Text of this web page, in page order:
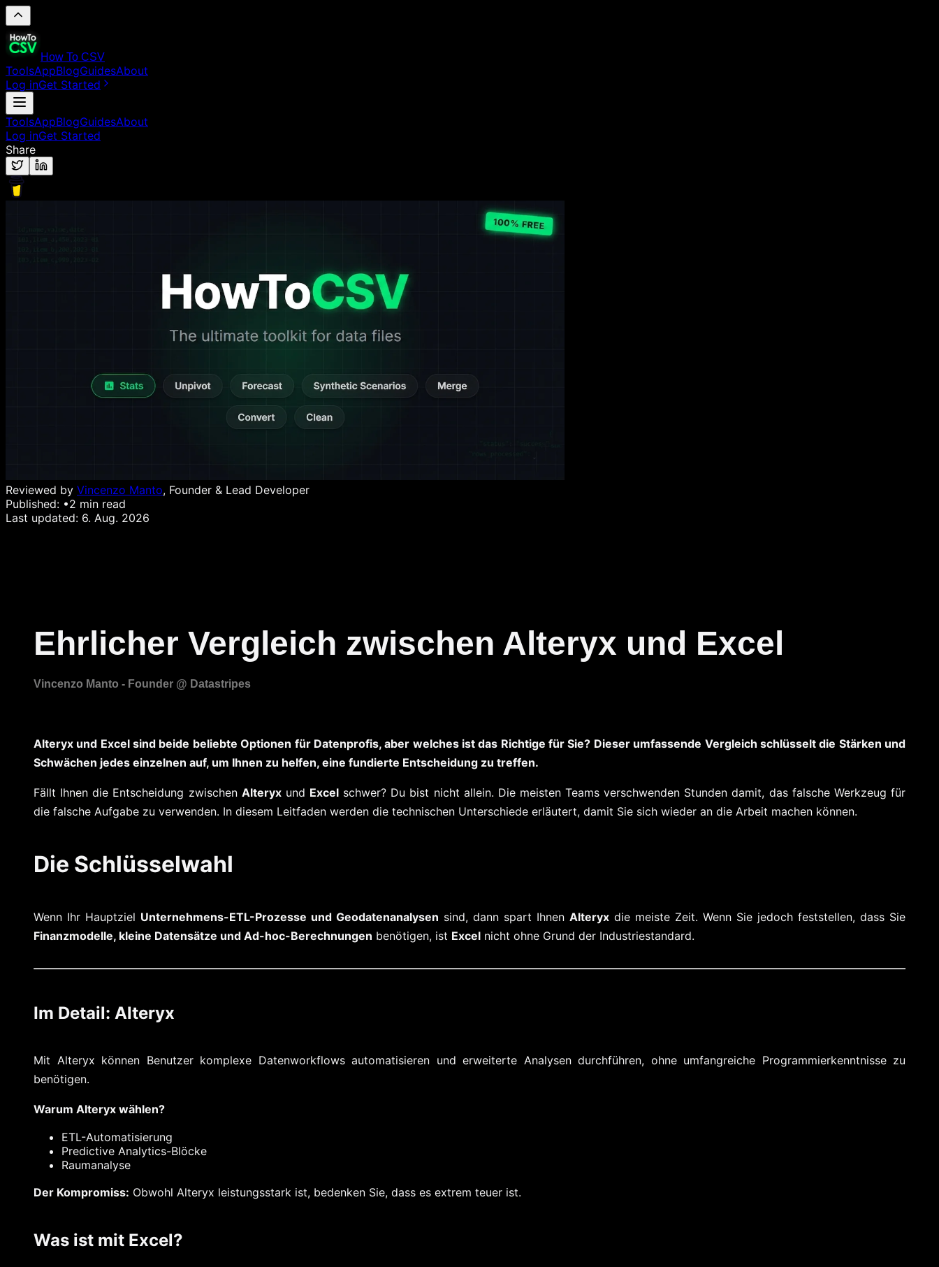
How To CSV
ToolsAppBlogGuidesAbout
Log inGet Started
ToolsAppBlogGuidesAbout
Log inGet Started
Share
Reviewed by Vincenzo Manto, Founder & Lead Developer
Published: •2 min read
Last updated: 6. Aug. 2026
Ehrlicher Vergleich zwischen Alteryx und Excel
Alteryx und Excel sind beide beliebte Optionen für Datenprofis, aber welches ist das Richtige für Sie? Dieser umfassende Vergleich schlüsselt die Stärken und
Schwächen jedes einzelnen auf, um Ihnen zu helfen, eine fundierte Entscheidung zu treffen.
Fällt Ihnen die Entscheidung zwischen Alteryxund Excelschwer? Du bist nicht allein. Die meisten Teams verschwenden Stunden damit, das falsche Werkzeug für
die falsche Aufgabe zu verwenden. In diesem Leitfaden werden die technischen Unterschiede erläutert, damit Sie sich wieder an die Arbeit machen können.
Die Schlüsselwahl
Wenn Ihr Hauptziel Unternehmens-ETL-Prozesse und Geodatenanalysen sind, dann spart Ihnen Alteryx die meiste Zeit. Wenn Sie jedoch feststellen, dass Sie
Finanzmodelle, kleine Datensätze und Ad-hoc-Berechnungen benötigen, ist Excel nicht ohne Grund der Industriestandard.
Im Detail: Alteryx
Mit Alteryx können Benutzer komplexe Datenworkflows automatisieren und erweiterte Analysen durchführen, ohne umfangreiche Programmierkenntnisse zu
benötigen.
Warum Alteryx wählen?
ETL-Automatisierung
Predictive Analytics-Blöcke
Raumanalyse
Der Kompromiss: Obwohl Alteryx leistungsstark ist, bedenken Sie, dass es extrem teuer ist.
Was ist mit Excel?